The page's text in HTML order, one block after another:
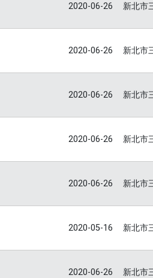
2020-06-26 新北市
2020-06-26 新北市
2020-06-26 新北市
2020-06-26 新北市
2020-06-26 新北市
2020-05-16 新北市
2020-06-26 新北市